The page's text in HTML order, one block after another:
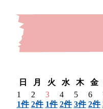
日
月 火 水 木 金
1
1件
2
2件
3
1件
4
2件
5
3件
6
2件